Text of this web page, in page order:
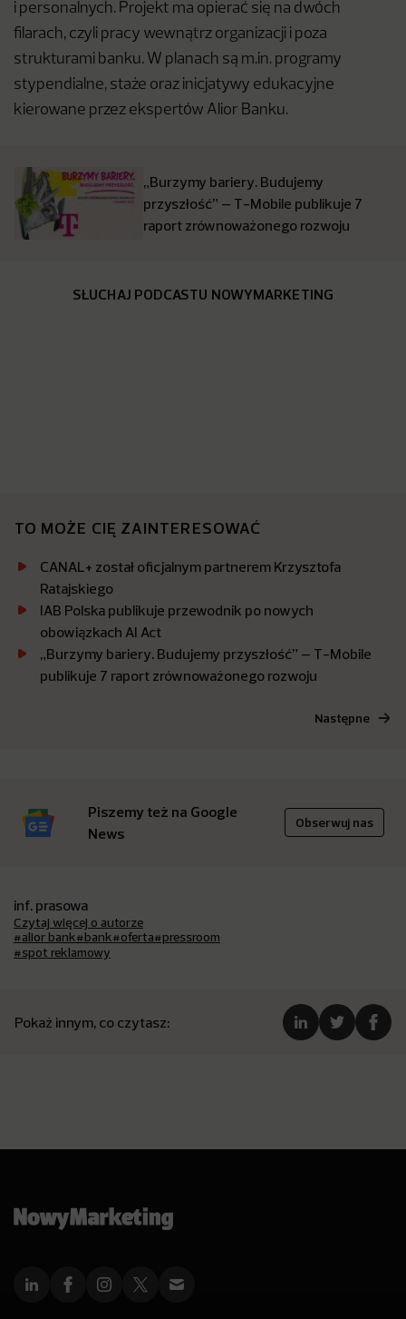
i personalnych. Projekt ma opierać się na dwóch
filarach, czyli pracy wewnątrz organizacji i poza
strukturami banku. W planach są m.in. programy
stypendialne, staże oraz inicjatywy edukacyjne
kierowane przez ekspertów Alior Banku.
„Burzymy bariery. Budujemy
przyszłość” – T-Mobile publikuje 7
raport zrównoważonego rozwoju
SŁUCHAJ PODCASTU NOWYMARKETING
TO MOŻE CIĘ ZAINTERESOWAĆ
CANAL+ został oficjalnym partnerem Krzysztofa
Ratajskiego
IAB Polska publikuje przewodnik po nowych
obowiązkach AI Act
„Burzymy bariery. Budujemy przyszłość” – T-Mobile
publikuje 7 raport zrównoważonego rozwoju
Następne
Piszemy też na Google
News
Obserwuj nas
inf. prasowa
Czytaj więcej o autorze
#alior bank#bank#oferta#pressroom
#spot reklamowy
Pokaż innym, co czytasz: